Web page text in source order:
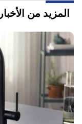
قتال يذكرنا
10 جرحى
12:00
11 سنة دون قص
عالميا لطول الشعر
11:34
اكتشف العلماء
بلدان مختلفة
11:00
المزيد من الأخبار